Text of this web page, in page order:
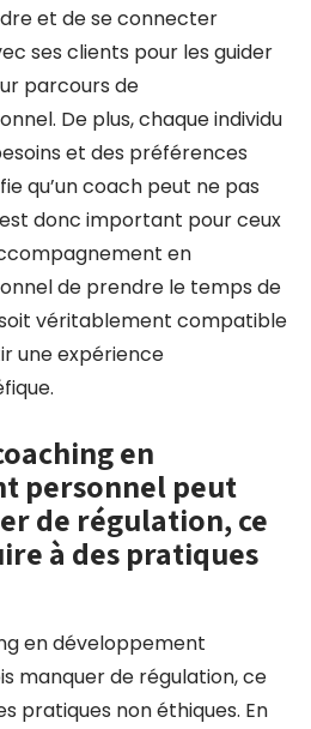
et de se connecter
ses clients pour les guider
parcours de
De plus, chaque individu
et des préférences
qu’un coach peut ne pas
donc important pour ceux
en
de prendre le temps de
véritablement compatible
une expérience
en
personnel peut
de régulation, ce
à des pratiques
en développement
manquer de régulation, ce
pratiques non éthiques. En